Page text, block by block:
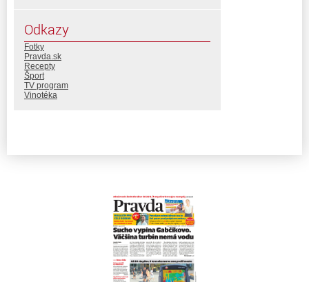
Odkazy
Fotky
Pravda.sk
Recepty
Šport
TV program
Vinotéka